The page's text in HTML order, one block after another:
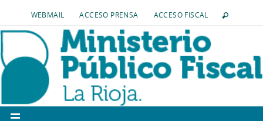
WEBMAIL ACCESO PRENSA ACCESO FISCAL